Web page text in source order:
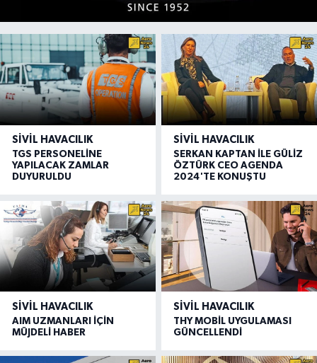
SIVIL HAVACILIK
TGS PERSONELİNE
YAPILACAK ZAMLAR
DUYURULDU
SIVIL HAVACILIK
SERKAN KAPTAN İLE GÜLİZ
ÖZTÜRK CEO AGENDA
2024'TE KONUŞTU
SIVIL HAVACILIK
AIM UZMANLARI İÇİN
MÜJDELİ HABER
SIVIL HAVACILIK
THY MOBİL UYGULAMASI
GÜNCELLENDİ